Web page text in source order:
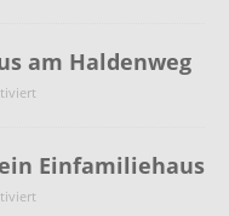
am Haldenweg
Einfamiliehaus